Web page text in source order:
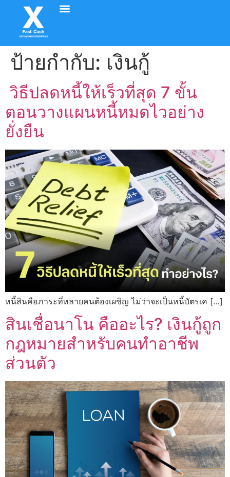
ป้ายกำกับ: เงินกู้
วิธีปลดหนี้ให้เร็วที่สุด 7 ขั้น
ตอนวางแผนหนี้หมดไวอย่าง
ยั่งยืน
หนี้สินคือภาระที่หลายคนต้องเผชิญ ไม่ว่าจะเป็นหนี้บัตรเค […]
สินเชื่อนาโน คืออะไร? เงินกู้ถูก
กฎหมายสำหรับคนทำอาชีพ
ส่วนตัว